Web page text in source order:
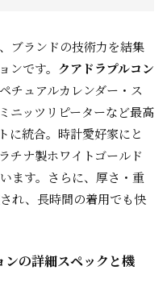
ブランドの技術力を結集
ンです。 クアドラプルコン
チュアルカレンダー・ス
ニッツリピーターなど最高
に統合。時計愛好家にと
チナ製ホワイトゴールド
ます。さらに、厚さ・重
れ、長時間の着用でも快
ンの詳細スペックと機